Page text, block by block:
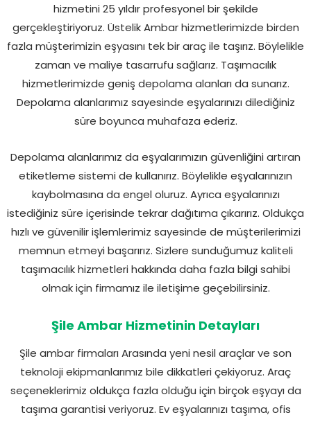
hizmetini 25 yıldır profesyonel bir şekilde
gerçekleştiriyoruz. Üstelik Ambar hizmetlerimizde birden
fazla müşterimizin eşyasını tek bir araç ile taşırız. Böylelikle
zaman ve maliye tasarrufu sağlarız. Taşımacılık
hizmetlerimizde geniş depolama alanları da sunarız.
Depolama alanlarımız sayesinde eşyalarınızı dilediğiniz
süre boyunca muhafaza ederiz.
Depolama alanlarımız da eşyalarımızın güvenliğini artıran
etiketleme sistemi de kullanırız. Böylelikle eşyalarınızın
kaybolmasına da engel oluruz. Ayrıca eşyalarınızı
istediğiniz süre içerisinde tekrar dağıtıma çıkarırız. Oldukça
hızlı ve güvenilir işlemlerimiz sayesinde de müşterilerimizi
memnun etmeyi başarırız. Sizlere sunduğumuz kaliteli
taşımacılık hizmetleri hakkında daha fazla bilgi sahibi
olmak için firmamız ile iletişime geçebilirsiniz.
Şile Ambar Hizmetinin Detayları
Şile ambar firmaları Arasında yeni nesil araçlar ve son
teknoloji ekipmanlarımız bile dikkatleri çekiyoruz. Araç
seçeneklerimiz oldukça fazla olduğu için birçok eşyayı da
taşıma garantisi veriyoruz. Ev eşyalarınızı taşıma, ofis